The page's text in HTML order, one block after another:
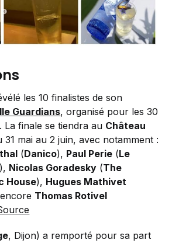
les 10 finalistes de son
Guardians, organisé pour les 30
La finale se tiendra au Château
31 mai au 2 juin, avec notamment :
(Danico), Paul Perie (Le
), Nicolas Goradesky (The
House), Hugues Mathivet
Thomas Rotivel
, Dijon) a remporté pour sa part